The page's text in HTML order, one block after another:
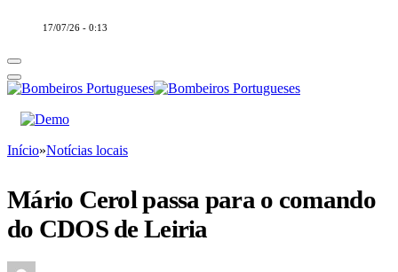
17/07/26 - 0:13
Início»Notícias locais
Mário Cerol passa para o comando
do CDOS de Leiria